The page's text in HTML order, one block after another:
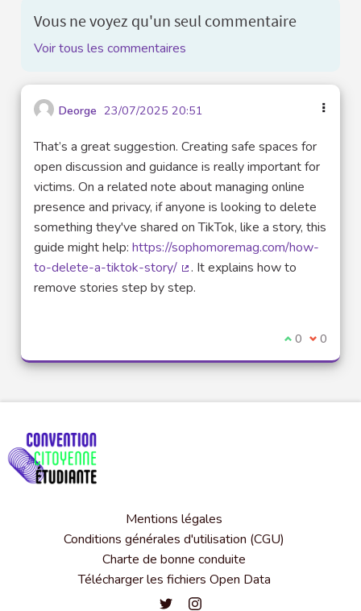
Vous ne voyez qu'un seul commentaire
Voir tous les commentaires
Deorge 23/07/2025 20:51
That’s a great suggestion. Creating safe spaces for
open discussion and guidance is really important for
victims. On a related note about managing online
presence and privacy, if anyone is looking to delete
something they've shared on TikTok, like a story, this
guide might help: https://sophomoremag.com/how-
to-delete-a-tiktok-story/
(Lien externe)
. It explains how to
remove stories step by step.
Je suis
0 Je ne
0
Mentions légales
Conditions générales d'utilisation (CGU)
Charte de bonne conduite
Télécharger les fichiers Open Data
Convention citoyenne étudiante
Convention citoyenne